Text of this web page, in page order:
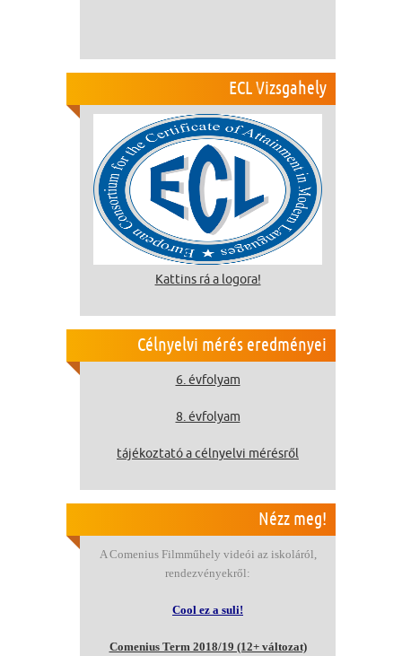
ECL Vizsgahely
Kattins rá a logora!
Célnyelvi mérés eredményei
6. évfolyam
8. évfolyam
tájékoztató a célnyelvi mérésről
Nézz meg!
A Comenius Filmműhely videói az iskoláról,
rendezvényekről:
Cool ez a suli!
Comenius Term 2018/19 (12+ változat)